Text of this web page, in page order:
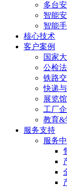
多台
智能
智能
核心技术
客户案例
国家
公检
铁路
快递
展览
工厂
教育&
服务支持
服务